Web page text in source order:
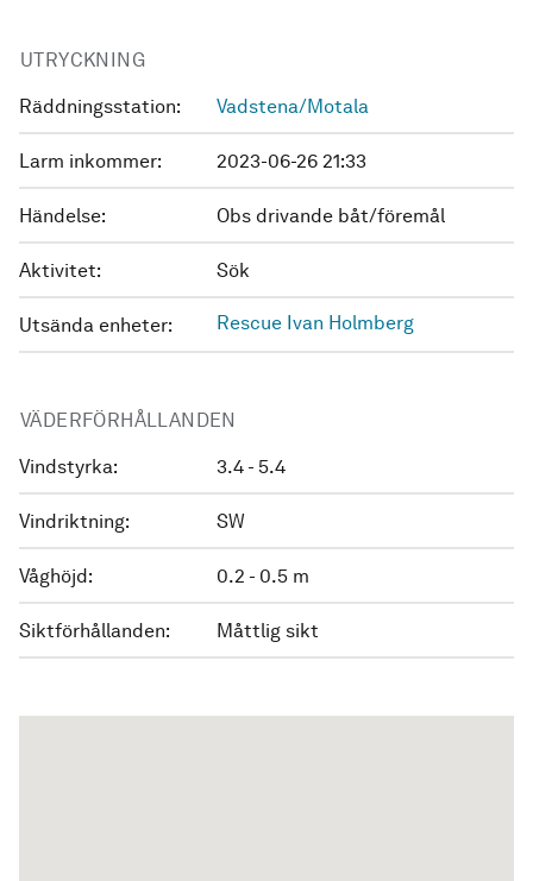
UTRYCKNING
Räddningsstation: Vadstena/Motala
Larm inkommer: 2023-06-26 21:33
Händelse: Obs drivande båt/föremål
Aktivitet: Sök
Utsända enheter: Rescue Ivan Holmberg
VÄDERFÖRHÅLLANDEN
Vindstyrka: 3.4 - 5.4
Vindriktning: SW
Våghöjd: 0.2 - 0.5 m
Siktförhållanden: Måttlig sikt